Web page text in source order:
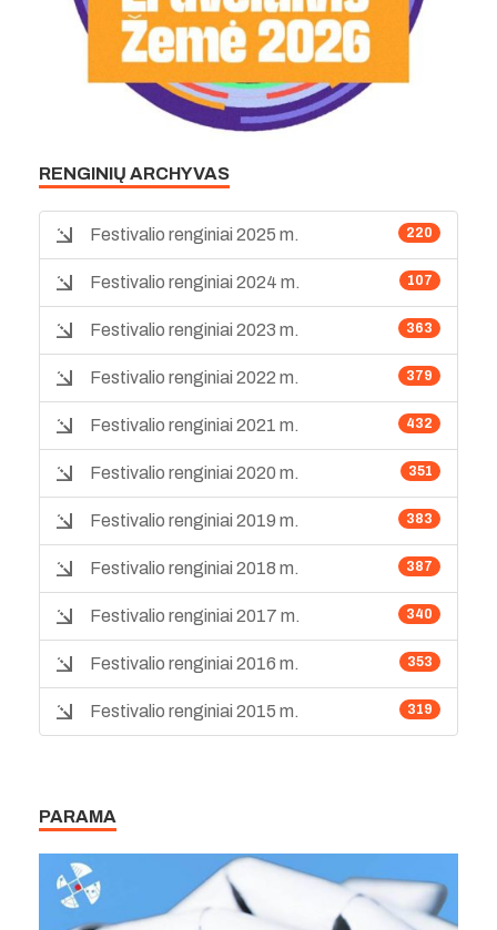
RENGINIŲ ARCHYVAS
220
Festivalio renginiai 2025 m.
107
Festivalio renginiai 2024 m.
363
Festivalio renginiai 2023 m.
379
Festivalio renginiai 2022 m.
432
Festivalio renginiai 2021 m.
351
Festivalio renginiai 2020 m.
383
Festivalio renginiai 2019 m.
387
Festivalio renginiai 2018 m.
340
Festivalio renginiai 2017 m.
353
Festivalio renginiai 2016 m.
319
Festivalio renginiai 2015 m.
PARAMA